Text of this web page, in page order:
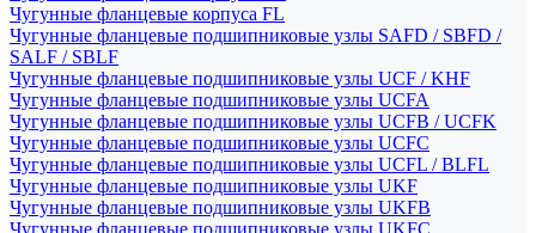
Чугунные фланцевые корпуса FL
Чугунные фланцевые подшипниковые узлы SAFD / SBFD /
SALF / SBLF
Чугунные фланцевые подшипниковые узлы UCF / KHF
Чугунные фланцевые подшипниковые узлы UCFA
Чугунные фланцевые подшипниковые узлы UCFB / UCFK
Чугунные фланцевые подшипниковые узлы UCFC
Чугунные фланцевые подшипниковые узлы UCFL / BLFL
Чугунные фланцевые подшипниковые узлы UKF
Чугунные фланцевые подшипниковые узлы UKFB
Чугунные фланцевые подшипниковые узлы UKFC